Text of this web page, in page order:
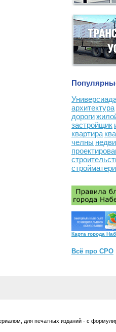
архитектура
дороги
застройщик
квартира
челны
Карта города
Всё про СРО
для печатных изданий - с